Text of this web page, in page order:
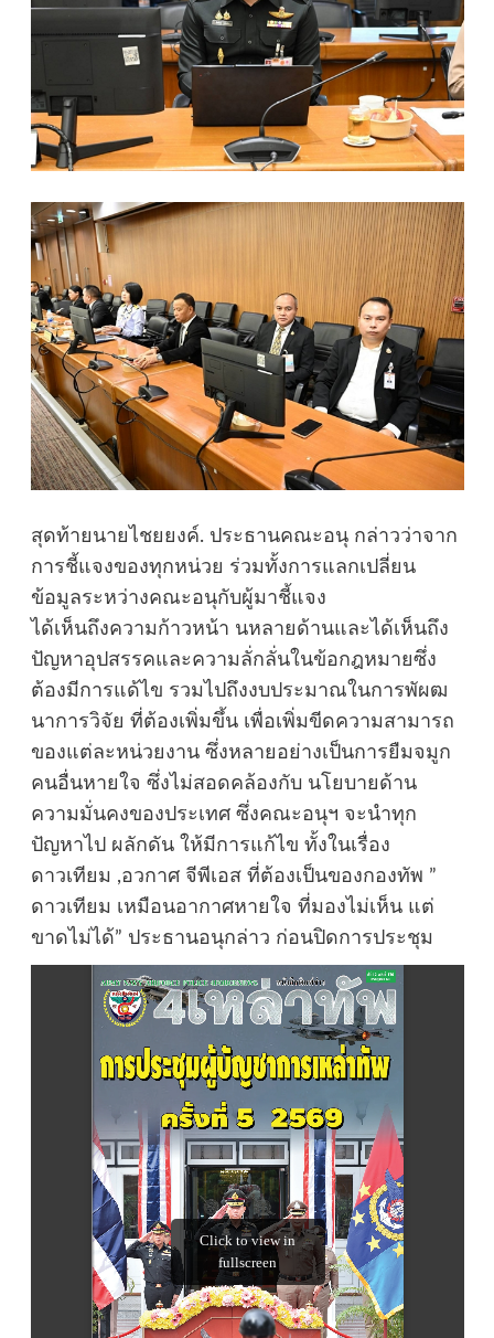
สุดท้ายนายไชยยงค์. ประธานคณะอนุ กล่าวว่าจาก
การชี้แจงของทุกหน่วย ร่วมทั้งการแลกเปลี่ยน
ข้อมูลระหว่างคณะอนุกับผู้มาชี้แจง
ได้เห็นถึงความก้าวหน้า นหลายด้านและได้เห็นถึง
ปัญหาอุปสรรคและความลั่กลั่นในข้อกฎหมายซึ่ง
ต้องมีการแด้ไข รวมไปถึงงบประมาณในการพัผฒ
นาการวิจัย ที่ต้องเพิ่มขึ้น เพื่อเพิ่มขีดความสามารถ
ของแต่ละหน่วยงาน ซึ่งหลายอย่างเป็นการยืมจมูก
คนอื่นหายใจ ซึ่งไม่สอดคล้องกับ นโยบายด้าน
ความมั่นคงของประเทศ ซึ่งคณะอนุฯ จะนำทุก
ปัญหาไป ผลักดัน ให้มีการแก้ไข ทั้งในเรื่อง
ดาวเทียม ,อวกาศ จีพีเอส ที่ต้องเป็นของกองทัพ ”
ดาวเทียม เหมือนอากาศหายใจ ที่มองไม่เห็น แต่
ขาดไม่ได้” ประธานอนุกล่าว ก่อนปิดการประชุม